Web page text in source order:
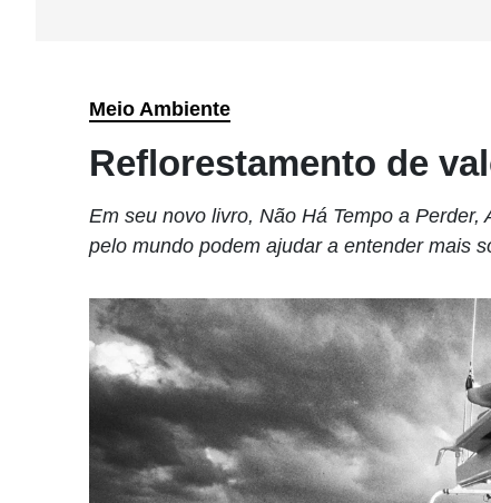
Meio Ambiente
Reflorestamento de
Em seu novo livro, Não Há Tempo a
pelo mundo podem ajudar a entender mais